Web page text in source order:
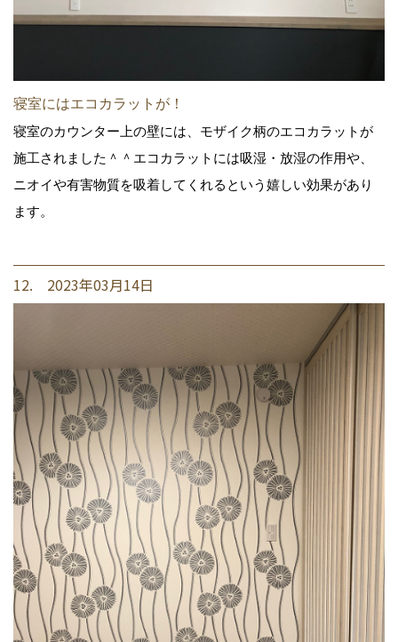
寝室にはエコカラットが！
寝室のカウンター上の壁には、モザイク柄のエコカラットが
施工されました＾＾エコカラットには吸湿・放湿の作用や、
ニオイや有害物質を吸着してくれるという嬉しい効果があり
ます。
12. 2023年03月14日